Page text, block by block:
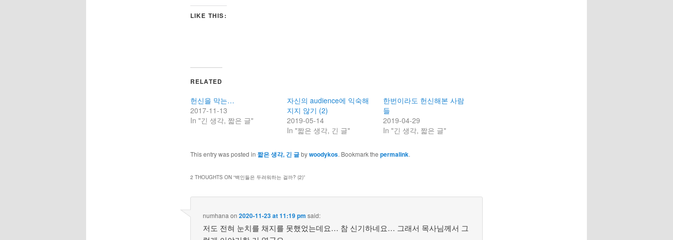
LIKE THIS:
RELATED
헌신을 막는…
2017-11-13
In "긴 생각, 짧은 글"
자신의 audience에 익숙해
지지 않기 (2)
2019-05-14
In "짧은 생각, 긴 글"
한번이라도 헌신해본 사람
들
2019-04-29
In "긴 생각, 짧은 글"
This entry was posted in 짧은 생각, 긴 글bywoodykos. Bookmark the permalink.
2 THOUGHTS ON “백인들은 두려워하는 걸까? (2)”
numhana on2020-11-23 at 11:19 pm said:
저도 전혀 눈치를 채지를 못했었는데요… 참 신기하네요… 그래서 목사님께서 그